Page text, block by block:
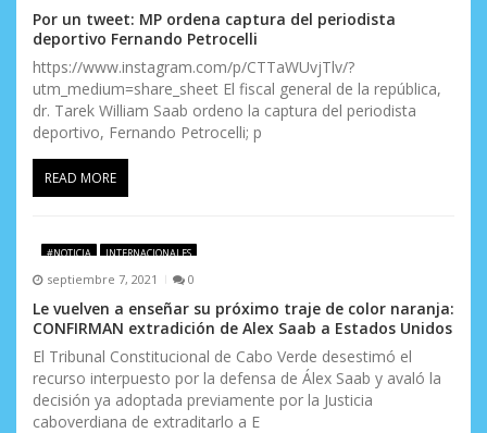
Por un tweet: MP ordena captura del periodista
deportivo Fernando Petrocelli
https://www.instagram.com/p/CTTaWUvjTlv/?
utm_medium=share_sheet El fiscal general de la república,
dr. Tarek William Saab ordeno la captura del periodista
deportivo, Fernando Petrocelli; p
READ MORE
#NOTICIA INTERNACIONALES
septiembre 7, 2021 0
Le vuelven a enseñar su próximo traje de color naranja:
CONFIRMAN extradición de Alex Saab a Estados Unidos
El Tribunal Constitucional de Cabo Verde desestimó el
recurso interpuesto por la defensa de Álex Saab y avaló la
decisión ya adoptada previamente por la Justicia
caboverdiana de extraditarlo a E